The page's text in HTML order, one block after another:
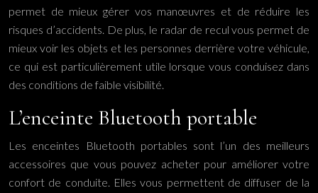
permet de mieux gérer vos manœuvres et de réduire les
risques d’accidents. De plus, le radar de recul vous permet de
mieux voir les objets et les personnes derrière votre véhicule,
ce qui est particulièrement utile lorsque vous conduisez dans
des conditions de faible visibilité.
L’enceinte Bluetooth portable
Les enceintes Bluetooth portables sont l’un des meilleurs
accessoires que vous pouvez acheter pour améliorer votre
confort de conduite. Elles vous permettent de diffuser de la